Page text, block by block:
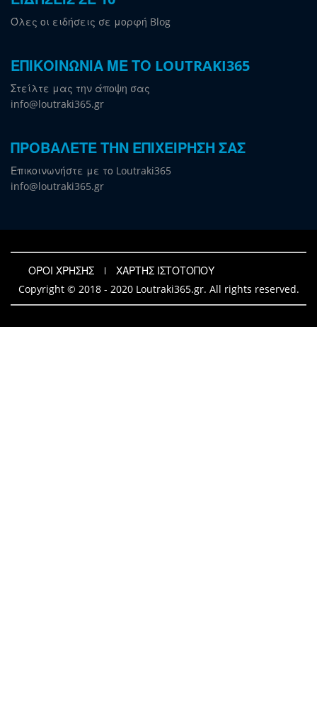
Όλες οι ειδήσεις σε μορφή Blog
ΕΠΙΚΟΙΝΩΝΙΑ ΜΕ ΤΟ LOUTRAKI365
Στείλτε μας την άποψη σας
info@loutraki365.gr
ΠΡΟΒΑΛΕΤΕ ΤΗΝ ΕΠΙΧΕΙΡΗΣΗ ΣΑΣ
Επικοινωνήστε με το Loutraki365
info@loutraki365.gr
ΟΡΟΙ ΧΡΗΣΗΣ
ΧΑΡΤΗΣ ΙΣΤΟΤΟΠΟΥ
Copyright © 2018 - 2020 Loutraki365.gr. All rights reserved.